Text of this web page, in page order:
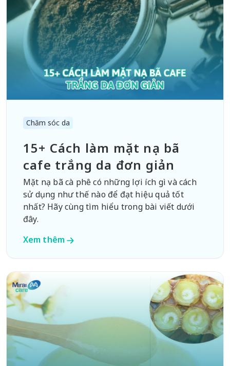
Chăm sóc da
15+ Cách làm mặt nạ bã
cafe trắng da đơn giản
Mặt nạ bã cà phê có những lợi ích gì và cách
sử dụng như thế nào để đạt hiệu quả tốt
nhất? Hãy cùng tìm hiểu trong bài viết dưới
đây.
Xem thêm